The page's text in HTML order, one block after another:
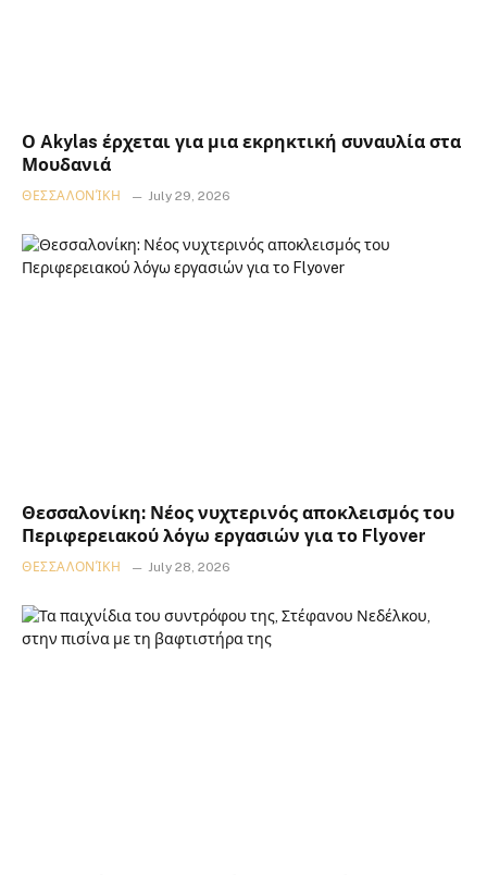
Ο Akylas έρχεται για μια εκρηκτική συναυλία στα
Μουδανιά
ΘΕΣΣΑΛΟΝΊΚΗ July 29, 2026
Θεσσαλονίκη: Νέος νυχτερινός αποκλεισμός του
Περιφερειακού λόγω εργασιών για το Flyover
ΘΕΣΣΑΛΟΝΊΚΗ July 28, 2026